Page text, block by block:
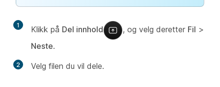
1 Klikk på Del innhold , og velg deretter Fil >
Neste.
2 Velg filen du vil dele.